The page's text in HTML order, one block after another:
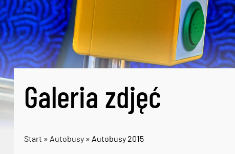
Galeria zdjęć
Start » Autobusy » Autobusy 2015